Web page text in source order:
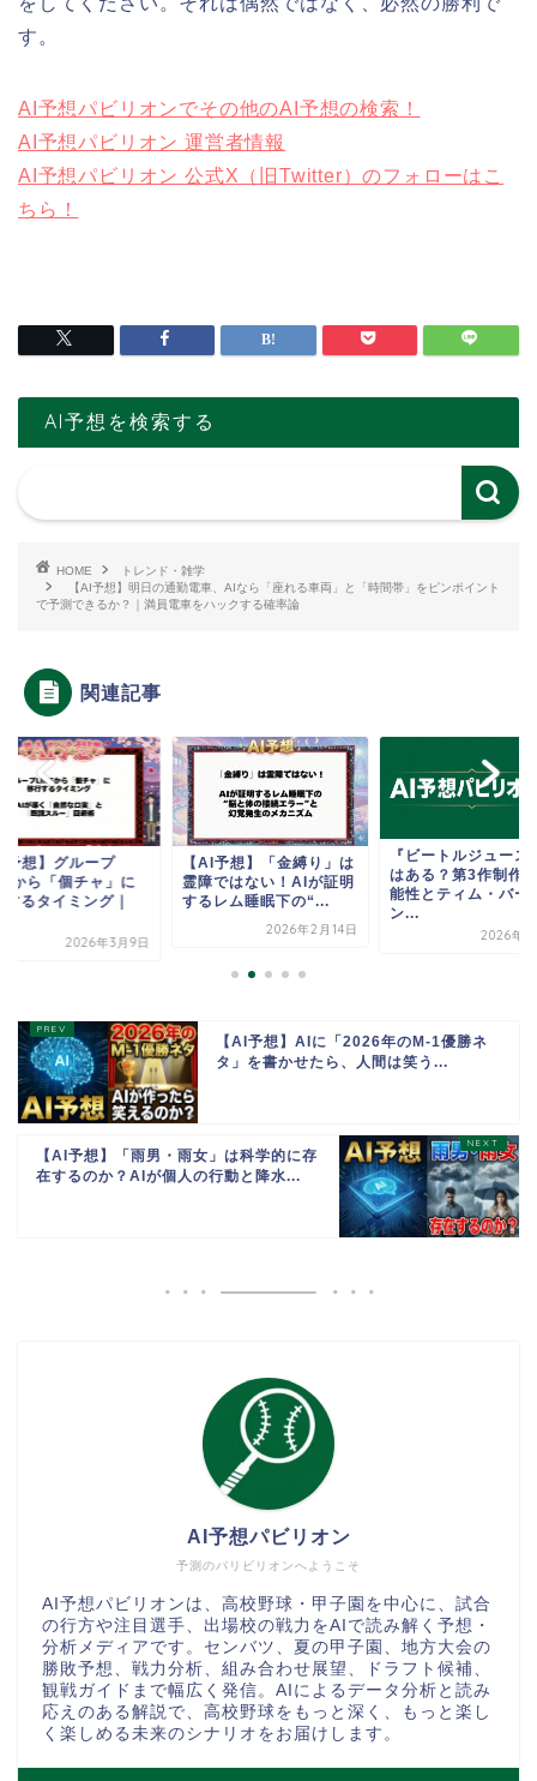
す。
AI予想パビリオンでその他のAI予想の検索！
AI予想パビリオン 運営者情報
AI予想パビリオン 公式X（旧Twitter）のフォローはこ
ちら！
AI予想を検索する
HOME
トレンド・雑学
【AI予想】明日の通勤電車、AIなら「座れる車両」と「時間帯」をピンポイント
で予測できるか？｜満員電車をハックする確率論
関連記事
予想】グループ
から「個チャ」に
するタイミング｜
2026年3月9日
【AI予想】「金縛り」は
霊障ではない！AIが証明
するレム睡眠下の“...
2026年2月14日
『ビートルジュース
はある？第3作制作
能性とティム・バー
ン...
2026年8
【AI予想】AIに「2026年のM-1優勝ネ
タ」を書かせたら、人間は笑う...
【AI予想】「雨男・雨女」は科学的に存
在するのか？AIが個人の行動と降水...
予測のパリビリオンへようこそ
AI予想パビリオン
AI予想パビリオンは、高校野球・甲子園を中心に、試合
の行方や注目選手、出場校の戦力をAIで読み解く予想・
分析メディアです。センバツ、夏の甲子園、地方大会の
勝敗予想、戦力分析、組み合わせ展望、ドラフト候補、
観戦ガイドまで幅広く発信。AIによるデータ分析と読み
応えのある解説で、高校野球をもっと深く、もっと楽し
く楽しめる未来のシナリオをお届けします。